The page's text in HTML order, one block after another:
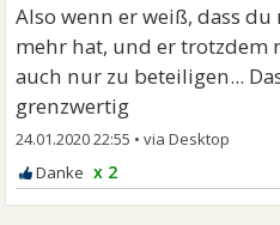
Also wenn er weiß, dass
mehr hat, und er trotzdem
auch nur zu beteiligen...
grenzwertig
24.01.2020 22:55 •
x 2